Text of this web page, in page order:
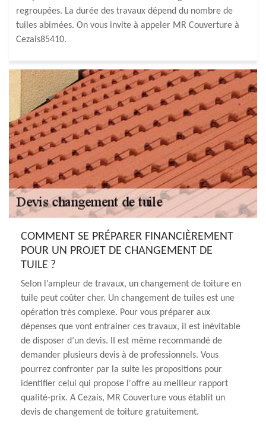
regroupées. La durée des travaux dépend du nombre de
tuiles abimées. On vous invite à appeler MR Couverture à
Cezais85410.
COMMENT SE PRÉPARER FINANCIÈREMENT
POUR UN PROJET DE CHANGEMENT DE
TUILE ?
Selon l’ampleur de travaux, un changement de toiture en
tuile peut coûter cher. Un changement de tuiles est une
opération très complexe. Pour vous préparer aux
dépenses que vont entrainer ces travaux, il est inévitable
de disposer d’un devis. II est même recommandé de
demander plusieurs devis à de professionnels. Vous
pourrez confronter par la suite les propositions pour
identifier celui qui propose l'offre au meilleur rapport
qualité-prix. A Cezais, MR Couverture vous établit un
devis de changement de toiture gratuitement.